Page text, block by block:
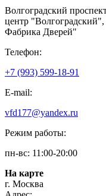
Волгоградский
центр
Фабрика Дверей"
Телефон:
+7 (993) 599-18-91
E-mail:
vfd177@yandex.ru
Режим работы:
пн-вс: 11:00-20:00
На карте
г. Москва